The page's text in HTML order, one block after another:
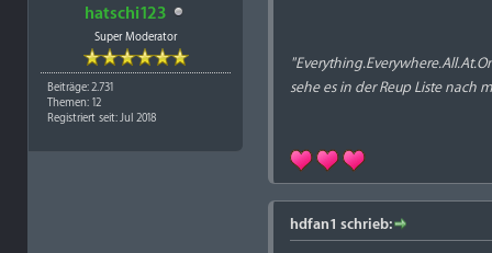
hatschi123
Super Moderator
Beiträge: 2.731
Themen: 12
Registriert seit: Jul 2018
sehe es in der Reup Liste nach
hdfan1 schrieb: